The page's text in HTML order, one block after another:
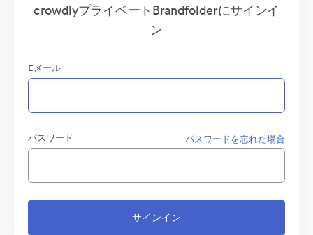
crowdlyプライベートBrandfolderにサインイ
ン
Eメール
パスワード パスワードを忘れた場合